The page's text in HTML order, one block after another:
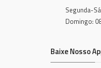
Segunda-
Domingo:
Baixe Nosso